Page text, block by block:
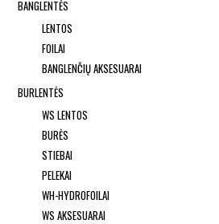
BANGLENTĖS
LENTOS
FOILAI
BANGLENČIŲ AKSESUARAI
BURLENTĖS
WS LENTOS
BURĖS
STIEBAI
PELEKAI
WH-HYDROFOILAI
WS AKSESUARAI